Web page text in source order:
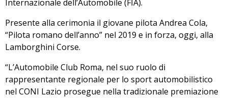
Internazionale dell’Automobile (FIA).
Presente alla cerimonia il giovane pilota Andrea Cola,
“Pilota romano dell’anno” nel 2019 e in forza, oggi, alla
Lamborghini Corse.
“L’Automobile Club Roma, nel suo ruolo di
rappresentante regionale per lo sport automobilistico
nel CONI Lazio prosegue nella tradizionale premiazione